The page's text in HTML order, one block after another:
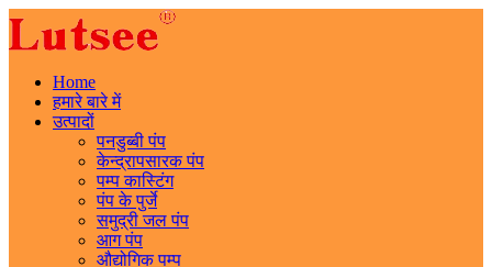
Home
हमारे बारे में
उत्पादों
पनडुब्बी पंप
केन्द्रापसारक पंप
पम्प कास्टिंग
पंप के पुर्जे
समुद्री जल पंप
आग पंप
औद्योगिक पम्प